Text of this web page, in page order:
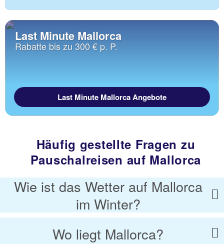
Last Minute Mallorca
Rabatte bis zu 300 € p. P.
Last Minute Mallorca Angebote
Häufig gestellte Fragen zu
Pauschalreisen auf Mallorca
Wie ist das Wetter auf Mallorca
im Winter?
Wo liegt Mallorca?